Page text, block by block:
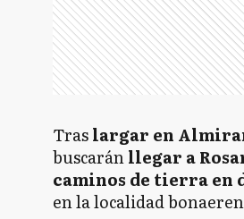
Traslargar en
buscaránllegar a
caminos de tierra en
en la localidad